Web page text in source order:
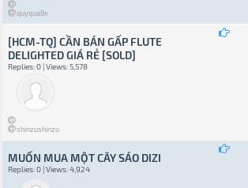
quyqua8x
[HCM-TQ] CẦN BÁN GẤP FLUTE
DELIGHTED GIÁ RẺ [SOLD]
Replies: 0 | Views: 5,578
shinzushinzu
MUỐN MUA MỘT CÂY SÁO DIZI
Replies: 0 | Views: 4,924